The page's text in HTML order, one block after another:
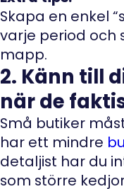
Skapa en enkel
varje period och
mapp.
2. Känn till
när de
Små butiker
har ett mindre
detaljist har du
som större